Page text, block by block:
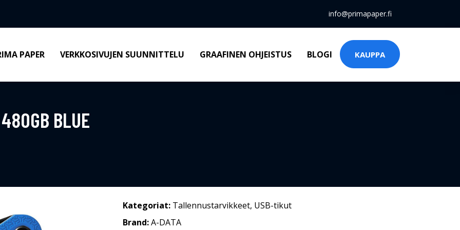
info@primapaper.fi
PAPER VERKKOSIVUJEN SUUNNITTELU GRAAFINEN OHJEISTUS BLOGI KAUPPA
BLUE
Kategoriat: Tallennustarvikkeet, USB-tikut
Brand:A-DATA